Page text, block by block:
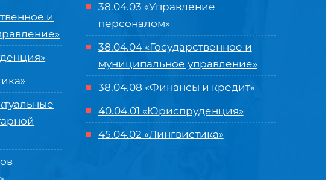
и
38.04.03 «Управление
персоналом»
38.04.04 «Государственное и
муниципальное управление»
38.04.08 «Финансы и кредит»
40.04.01 «Юриспруденция»
45.04.02 «Лингвистика»